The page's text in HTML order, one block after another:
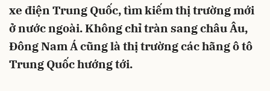
xe điện Trung Quốc, tìm kiếm thị trường mới
ở nước ngoài. Không chỉ tràn sang châu Âu,
Đông Nam Á cũng là thị trường các hãng ô tô
Trung Quốc hướng tới.